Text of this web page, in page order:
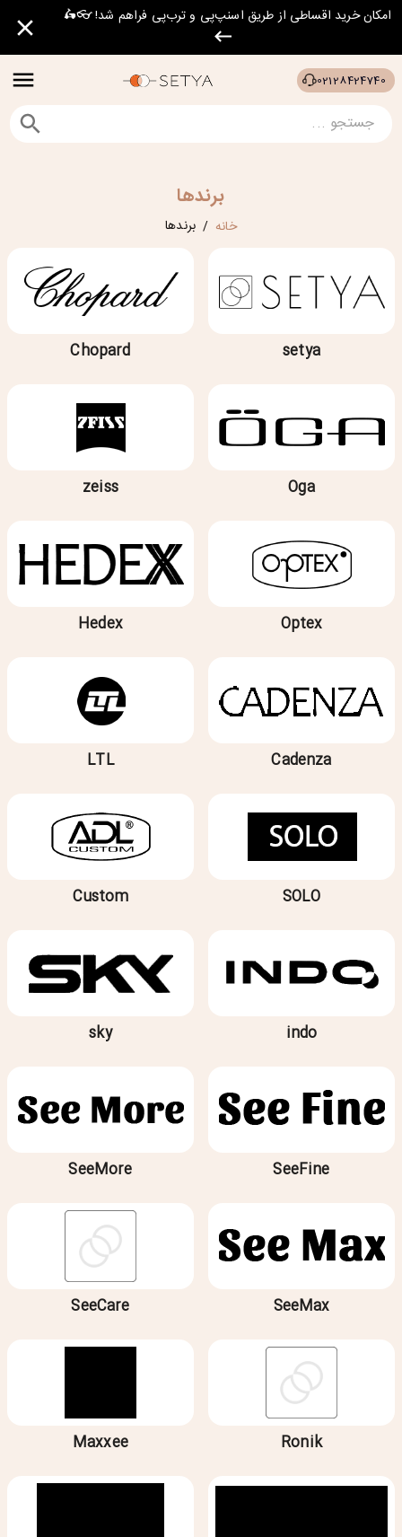
امکان خرید اقساطی از طریق اسنپ‌پی و ترب‌پی فراهم شد! 👓🛵
02128424740
برندها
خانه / برندها
setya
Chopard
Oga
zeiss
Optex
Hedex
Cadenza
LTL
SOLO
Custom
indo
sky
SeeFine
SeeMore
SeeMax
SeeCare
Ronik
Maxxee